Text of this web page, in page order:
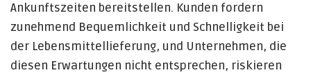
Ankunftszeiten bereitstellen. Kunden fordern
zunehmend Bequemlichkeit und Schnelligkeit bei
der Lebensmittellieferung, und Unternehmen, die
diesen Erwartungen nicht entsprechen, riskieren